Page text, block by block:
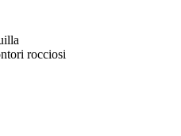
rocciosi